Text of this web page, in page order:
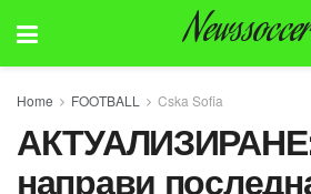
Newssoccer
Home FOOTBALL Cska Sofia
направи